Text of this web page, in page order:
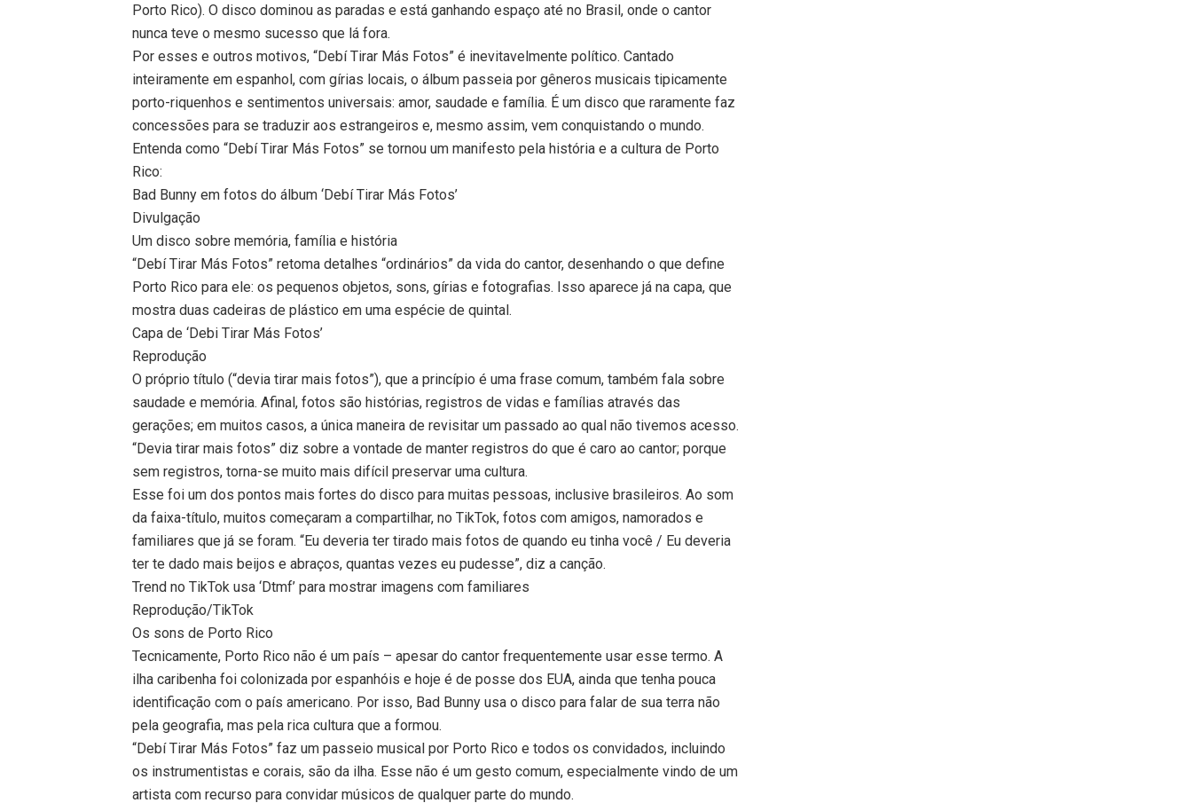
Porto Rico). O disco dominou as paradas e está ganhando espaço até no Brasil, onde o cantor
nunca teve o mesmo sucesso que lá fora.
Por esses e outros motivos, “Debí Tirar Más Fotos” é inevitavelmente político. Cantado
inteiramente em espanhol, com gírias locais, o álbum passeia por gêneros musicais tipicamente
porto-riquenhos e sentimentos universais: amor, saudade e família. É um disco que raramente faz
concessões para se traduzir aos estrangeiros e, mesmo assim, vem conquistando o mundo.
Entenda como “Debí Tirar Más Fotos” se tornou um manifesto pela história e a cultura de Porto
Rico:
Bad Bunny em fotos do álbum ‘Debí Tirar Más Fotos’
Divulgação
Um disco sobre memória, família e história
“Debí Tirar Más Fotos” retoma detalhes “ordinários” da vida do cantor, desenhando o que define
Porto Rico para ele: os pequenos objetos, sons, gírias e fotografias. Isso aparece já na capa, que
mostra duas cadeiras de plástico em uma espécie de quintal.
Capa de ‘Debi Tirar Más Fotos’
Reprodução
O próprio título (“devia tirar mais fotos”), que a princípio é uma frase comum, também fala sobre
saudade e memória. Afinal, fotos são histórias, registros de vidas e famílias através das
gerações; em muitos casos, a única maneira de revisitar um passado ao qual não tivemos acesso.
“Devia tirar mais fotos” diz sobre a vontade de manter registros do que é caro ao cantor; porque
sem registros, torna-se muito mais difícil preservar uma cultura.
Esse foi um dos pontos mais fortes do disco para muitas pessoas, inclusive brasileiros. Ao som
da faixa-título, muitos começaram a compartilhar, no TikTok, fotos com amigos, namorados e
familiares que já se foram. “Eu deveria ter tirado mais fotos de quando eu tinha você / Eu deveria
ter te dado mais beijos e abraços, quantas vezes eu pudesse”, diz a canção.
Trend no TikTok usa ‘Dtmf’ para mostrar imagens com familiares
Reprodução/TikTok
Os sons de Porto Rico
Tecnicamente, Porto Rico não é um país – apesar do cantor frequentemente usar esse termo. A
ilha caribenha foi colonizada por espanhóis e hoje é de posse dos EUA, ainda que tenha pouca
identificação com o país americano. Por isso, Bad Bunny usa o disco para falar de sua terra não
pela geografia, mas pela rica cultura que a formou.
“Debí Tirar Más Fotos” faz um passeio musical por Porto Rico e todos os convidados, incluindo
os instrumentistas e corais, são da ilha. Esse não é um gesto comum, especialmente vindo de um
artista com recurso para convidar músicos de qualquer parte do mundo.